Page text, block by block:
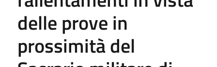
delle prove in
prossimità del